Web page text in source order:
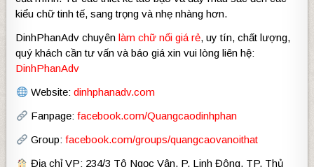
kiểu chữ tinh tế, sang trọng và nhẹ nhàng hơn.
DinhPhanAdv chuyênlàm chữ nổi giá rẻ, uy tín, chất lượng,
quý khách cần tư vấn và báo giá xin vui lòng liên hệ:
DinhPhanAdv
Website: dinhphanadv.com
Fanpage: facebook.com/Quangcaodinhphan
Group: facebook.com/groups/quangcaovanoithat
Địa chỉ VP: 234/3 Tô Ngọc Vân, P. Linh Đông, TP. Thủ